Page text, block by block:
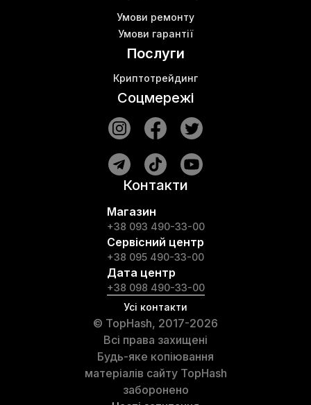
Умови ремонту
Умови гарантії
Послуги
Криптотрейдинг
Соцмережі
Контакти
Магазин
+38 093 490-33-00
Сервісний центр
+38 095 490-33-00
Дата центр
+38 098 490-33-00
Усі контакти
© TopHash, 2017-2026
Всі права захищені
Будь-яке копіювання
матеріалів сайту TopHash
заборонено